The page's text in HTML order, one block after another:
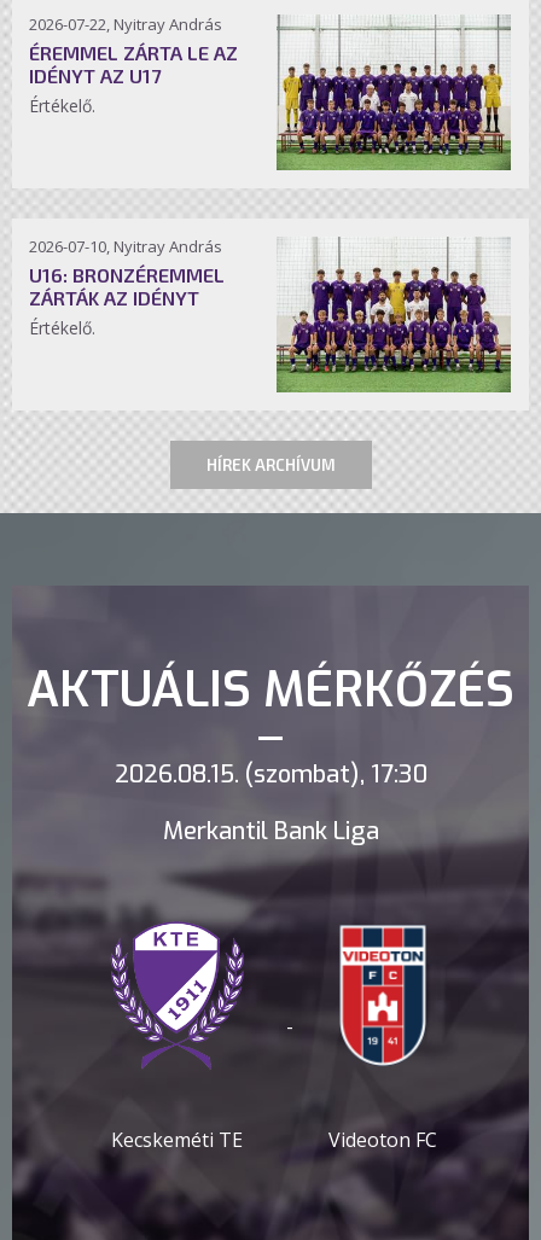
2026-07-22, Nyitray András
ÉREMMEL ZÁRTA LE AZ
IDÉNYT AZ U17
Értékelő.
2026-07-10, Nyitray András
U16: BRONZÉREMMEL
ZÁRTÁK AZ IDÉNYT
Értékelő.
HÍREK ARCHÍVUM
AKTUÁLIS MÉRKŐZÉS
2026.08.15. (szombat), 17:30
Merkantil Bank Liga
Kecskeméti TE
-
Videoton FC